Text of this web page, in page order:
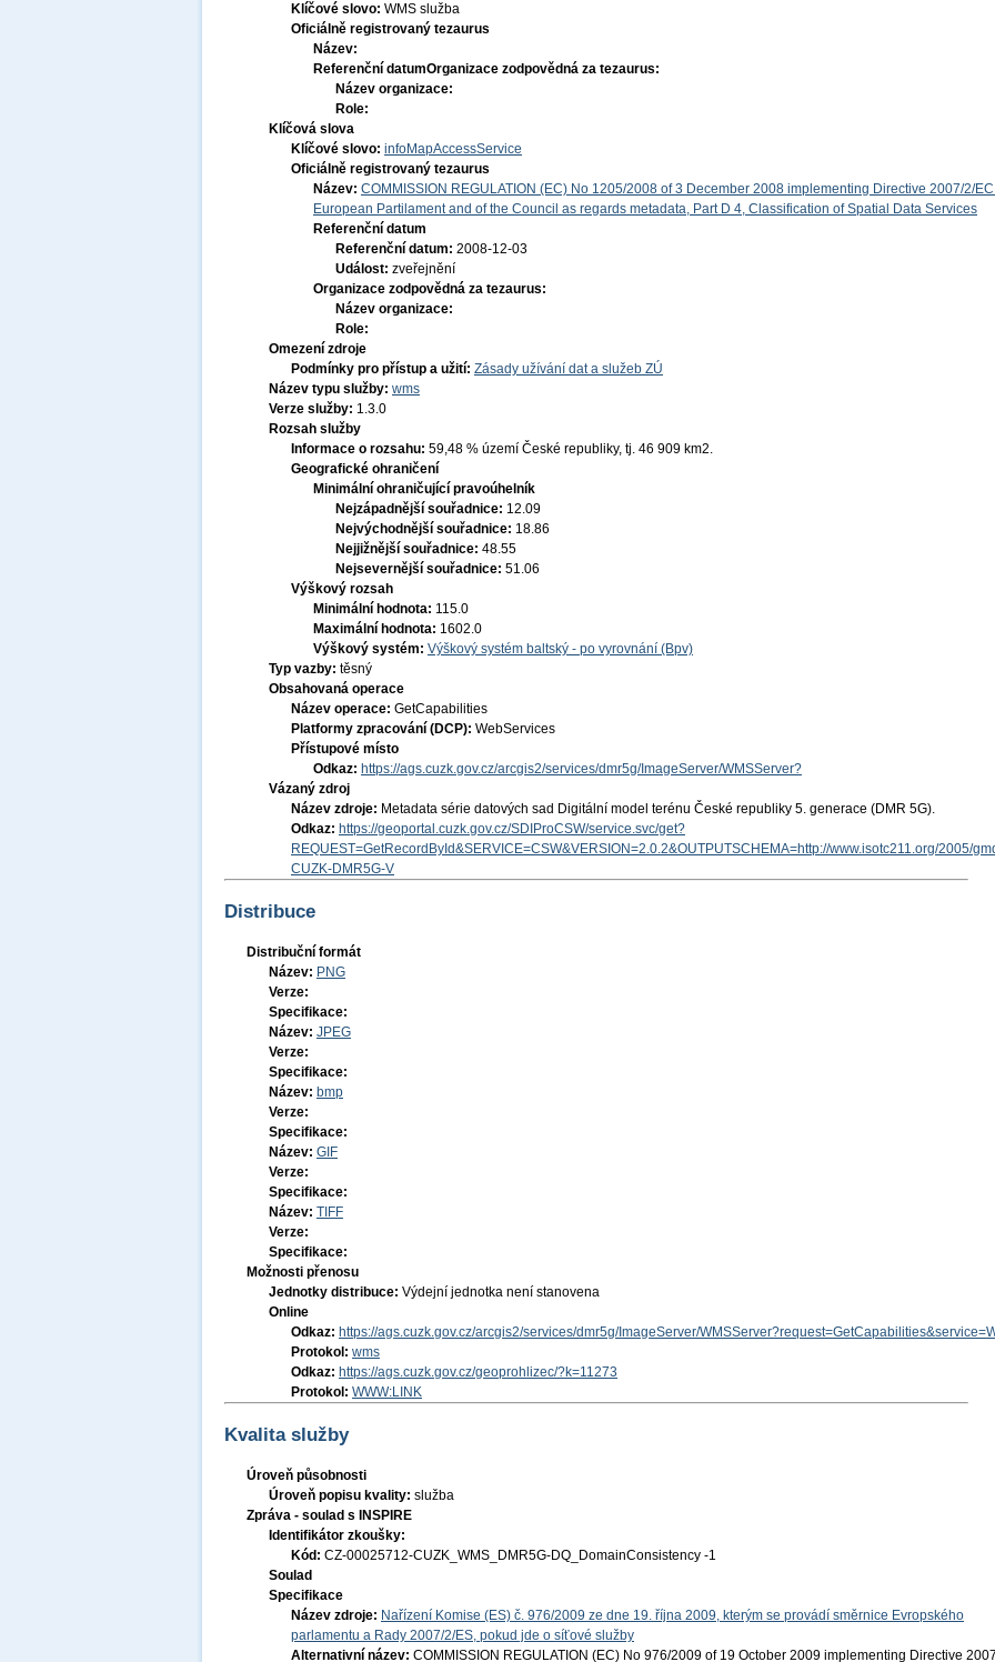
Klíčové slovo: WMS služba
Oficiálně registrovaný tezaurus
Název:
Referenční datumOrganizace zodpovědná za tezaurus:
Název organizace:
Role:
Klíčová slova
Klíčové slovo: infoMapAccessService
Oficiálně registrovaný tezaurus
Název: COMMISSION REGULATION (EC) No 1205/2008 of 3 December 2008 implementing Directive 2007/2/EC
European Partilament and of the Council as regards metadata, Part D 4, Classification of Spatial Data Services
Referenční datum
Referenční datum: 2008-12-03
Událost: zveřejnění
Organizace zodpovědná za tezaurus:
Název organizace:
Role:
Omezení zdroje
Podmínky pro přístup a užití: Zásady užívání dat a služeb ZÚ
Název typu služby: wms
Verze služby: 1.3.0
Rozsah služby
Informace o rozsahu: 59,48 % území České republiky, tj. 46 909 km2.
Geografické ohraničení
Minimální ohraničující pravoúhelník
Nejzápadnější souřadnice: 12.09
Nejvýchodnější souřadnice: 18.86
Nejjižnější souřadnice: 48.55
Nejsevernější souřadnice: 51.06
Výškový rozsah
Minimální hodnota: 115.0
Maximální hodnota: 1602.0
Výškový systém: Výškový systém baltský - po vyrovnání (Bpv)
Typ vazby: těsný
Obsahovaná operace
Název operace: GetCapabilities
Platformy zpracování (DCP): WebServices
Přístupové místo
Odkaz: https://ags.cuzk.gov.cz/arcgis2/services/dmr5g/ImageServer/WMSServer?
Vázaný zdroj
Název zdroje: Metadata série datových sad Digitální model terénu České republiky 5. generace (DMR 5G).
Odkaz: https://geoportal.cuzk.gov.cz/SDIProCSW/service.svc/get?
REQUEST=GetRecordById&SERVICE=CSW&VERSION=2.0.2&OUTPUTSCHEMA=http://www.isotc211.org/2005/
CUZK-DMR5G-V
Distribuce
Distribuční formát
Název: PNG
Verze:
Specifikace:
Název: JPEG
Verze:
Specifikace:
Název: bmp
Verze:
Specifikace:
Název: GIF
Verze:
Specifikace:
Název: TIFF
Verze:
Specifikace:
Možnosti přenosu
Jednotky distribuce: Výdejní jednotka není stanovena
Online
Odkaz: https://ags.cuzk.gov.cz/arcgis2/services/dmr5g/ImageServer/
Protokol: wms
Odkaz: https://ags.cuzk.gov.cz/geoprohlizec/?k=11273
Protokol: WWW:LINK
Kvalita služby
Úroveň působnosti
Úroveň popisu kvality: služba
Zpráva - soulad s INSPIRE
Identifikátor zkoušky:
Kód: CZ-00025712-CUZK_WMS_DMR5G-DQ_DomainConsistency -1
Soulad
Specifikace
Název zdroje: Nařízení Komise (ES) č. 976/2009 ze dne 19. října 2009, kterým se provádí směrnice Evropského
parlamentu a Rady 2007/2/ES, pokud jde o síťové služby
Alternativní název: COMMISSION REGULATION (EC) No 976/2009 of 19 October 2009 implementing Directive